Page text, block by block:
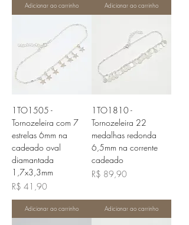
Adicionar ao carrinho Adicionar ao carrinho
1TO1505 -
Tornozeleira com 7
estrelas 6mm na
cadeado oval
diamantada
1,7x3,3mm
Preço
R$ 41,90
Adicionar ao carrinho
1TO1810 -
Tornozeleira 22
medalhas redonda
6,5mm na corrente
cadeado
Preço
R$ 89,90
Adicionar ao carrinho